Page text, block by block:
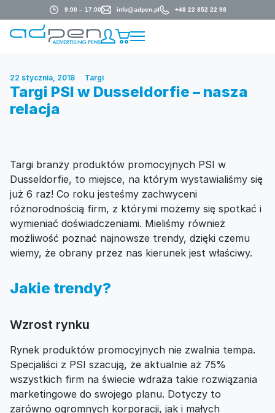
9:00 – 17:00 info@adpen.pl +48 22 852 22 98
22 stycznia, 2018 Targi
Targi PSI w Dusseldorfie – nasza
relacja
Targi branży produktów promocyjnych PSI w
Dusseldorfie, to miejsce, na którym wystawialiśmy się
już 6 raz! Co roku jesteśmy zachwyceni
różnorodnością firm, z którymi możemy się spotkać i
wymieniać doświadczeniami. Mieliśmy również
możliwość poznać najnowsze trendy, dzięki czemu
wiemy, że obrany przez nas kierunek jest właściwy.
Jakie trendy?
Wzrost rynku
Rynek produktów promocyjnych nie zwalnia tempa.
Specjaliści z PSI szacują, że aktualnie aż 75%
wszystkich firm na świecie wdraża takie rozwiązania
marketingowe do swojego planu. Dotyczy to
zarówno ogromnych korporacji, jak i małych